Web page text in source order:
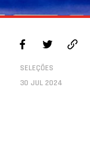
SELEÇÕES
30 JUL 2024